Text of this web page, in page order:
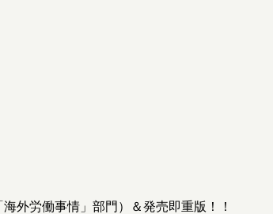
外労働事情」部門）＆発売即重版！！